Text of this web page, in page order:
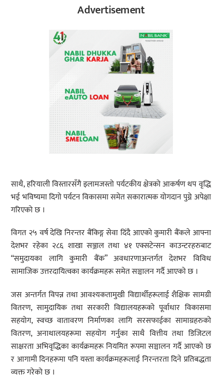
Advertisement
साथै, हरियाली विस्तारसँगै इलामजस्तो पर्यटकीय क्षेत्रको आकर्षण थप वृद्धि
भई भविष्यमा दिगो पर्यटन विकासमा समेत सकारात्मक योगदान पुग्ने अपेक्षा
गरिएको छ ।
विगत २५ वर्ष देखि निरन्तर बैंकिङ्ग सेवा दिंदै आएको कुमारी बैंकले आफ्ना
देशभर रहेका २८६ शाखा सञ्जाल तथा ४१ एक्सटेन्सन काउन्टरहरुबाट
“समुदायका लागि कुमारी बैंक” अवधारणाअन्तर्गत देशभर विविध
सामाजिक उत्तरदायित्वका कार्यक्रमहरू समेत सञ्चालन गर्दै आएको छ ।
जस अन्तर्गत विपन्न तथा आवश्यकतामुखी विद्यार्थीहरूलाई शैक्षिक सामग्री
वितरण, सामुदायिक तथा सरकारी विद्यालयहरूको पूर्वाधार विकासमा
सहयोग, स्वच्छ वातावरण निर्माणका लागि सरसफाईका सामाग्रहरुको
वितरण, अनाथालयहरूमा सहयोग गर्नुका साथै वित्तीय तथा डिजिटल
साक्षरता अभिवृद्धिका कार्यक्रमहरू नियमित रूपमा सञ्चालन गर्दै आएको छ
र आगामी दिनहरूमा पनि यस्ता कार्यक्रमहरूलाई निरन्तरता दिने प्रतिबद्धता
व्यक्त गरेको छ ।